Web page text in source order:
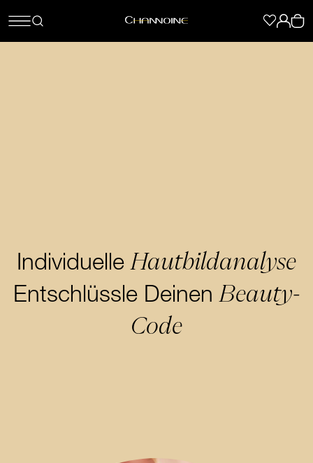
IndividuelleHautbildanalyse
Entschlüssle DeinenBeauty-
Code